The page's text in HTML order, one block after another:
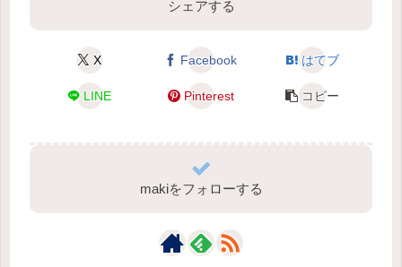
シェアする
X Facebook はてブ
LINE Pinterest コピー
makiをフォローする